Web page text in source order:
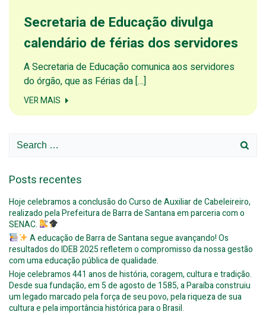
Secretaria de Educação divulga
calendário de férias dos servidores
A Secretaria de Educação comunica aos servidores
do órgão, que as Férias da […]
VER MAIS
Search
Posts recentes
Hoje celebramos a conclusão do Curso de Auxiliar de Cabeleireiro,
realizado pela Prefeitura de Barra de Santana em parceria com o
SENAC.
A educação de Barra de Santana segue avançando! Os
resultados do IDEB 2025 refletem o compromisso da nossa gestão
com uma educação pública de qualidade.
Hoje celebramos 441 anos de história, coragem, cultura e tradição.
Desde sua fundação, em 5 de agosto de 1585, a Paraíba construiu
um legado marcado pela força de seu povo, pela riqueza de sua
cultura e pela importância histórica para o Brasil.